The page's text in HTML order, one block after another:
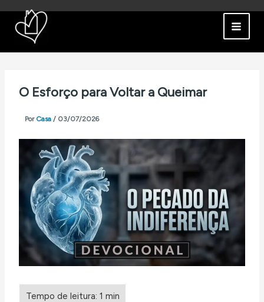
para
conteúdo
O Esforço para Voltar a Queimar
Por Casa/ 03/07/2026